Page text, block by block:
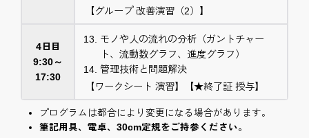
【グループ 改善演習（2）】
4日目
9:30～
17:30
モノや人の流れの分析（ガントチャー
ト、流動数グラフ、進度グラフ）
管理技術と問題解決
【ワークシート 演習】【★終了証 授与】
プログラムは都合により変更になる場合があります。
筆記用具、電卓、30cm定規をご持参ください。